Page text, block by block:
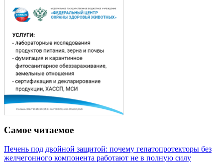
Самое читаемое
Печень под двойной защитой: почему гепатопротекторы без
желчегонного компонента работают не в полную силу